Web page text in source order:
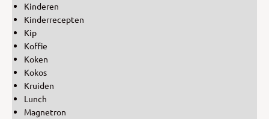
Kinderen
Kinderrecepten
Kip
Koffie
Koken
Kokos
Kruiden
Lunch
Magnetron